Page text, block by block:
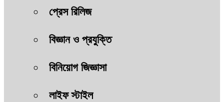
প্রেস রিলিজ
বিজ্ঞান ও প্রযুক্তি
বিনিয়োগ জিজ্ঞাসা
লাইফ স্টাইল